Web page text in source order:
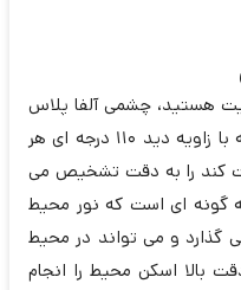
هستید، چشمی آلفا پلاس
یکی از گزینه های عالی بازار است که با زاویه دید 110 درجه ای هر
متری آن حرکت کند را به دقت تشخیص می
گونه ای است که نور محیط
گذارد و می تواند در محیط
بالا اسکن محیط را انجام